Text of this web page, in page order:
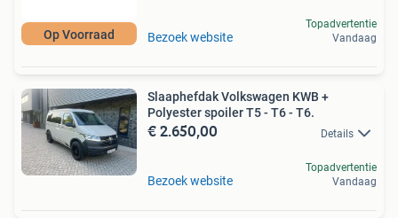
Op Voorraad Bezoek website
Topadvertentie
Vandaag
Slaaphefdak Volkswagen KWB +
Polyester spoiler T5 - T6 - T6.
€ 2.650,00 Details
Bezoek website
Topadvertentie
Vandaag